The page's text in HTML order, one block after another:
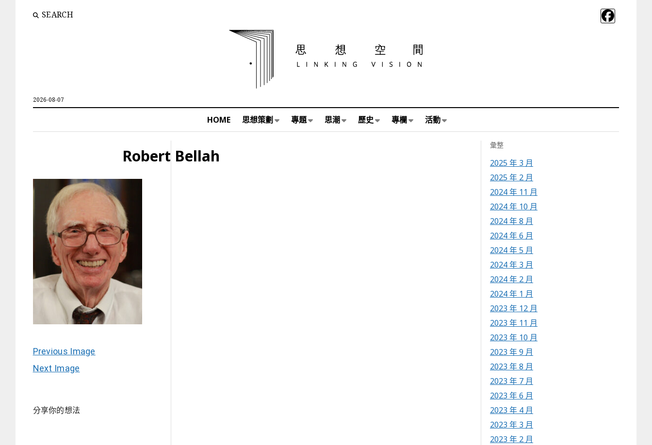
SEARCH
2026-08-07
HOME 思想策劃 專題 思潮 歷史 專欄 活動
Robert Bellah
Previous Image
Next Image
分享你的想法
彙整
2025 年 3 月
2025 年 2 月
2024 年 11 月
2024 年 10 月
2024 年 8 月
2024 年 6 月
2024 年 5 月
2024 年 3 月
2024 年 2 月
2024 年 1 月
2023 年 12 月
2023 年 11 月
2023 年 10 月
2023 年 9 月
2023 年 8 月
2023 年 7 月
2023 年 6 月
2023 年 4 月
2023 年 3 月
2023 年 2 月